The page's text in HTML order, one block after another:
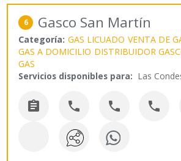
6 Gasco San Martín
Categoría: GAS LICUADO VENTA DE
GAS A DOMICILIO DISTRIBUIDOR
GAS
Servicios disponibles para: Las
   